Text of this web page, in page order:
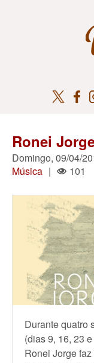
Ronei
Domingo, 09/04/
Música | 101
Durante quatro
(dias 9, 16, 23
Ronei Jorge